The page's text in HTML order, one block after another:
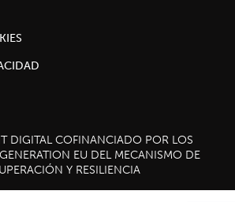
DIGITAL COFINANCIADO POR LOS
EU DEL MECANISMO DE
Y RESILIENCIA